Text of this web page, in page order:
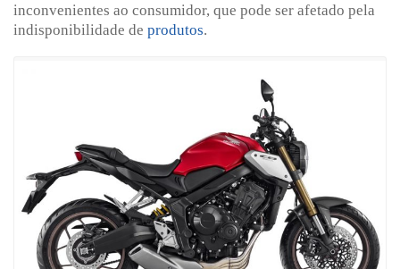
inconvenientes ao consumidor, que pode ser afetado pela
indisponibilidade de produtos.